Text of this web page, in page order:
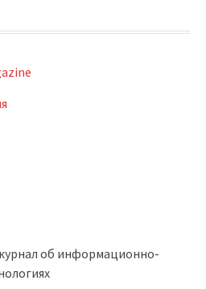
об информационно-